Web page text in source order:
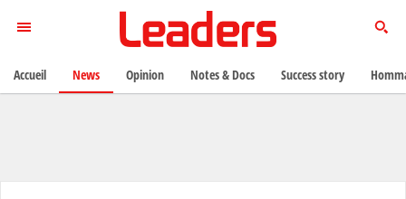
Accueil News Opinion Notes & Docs Success story